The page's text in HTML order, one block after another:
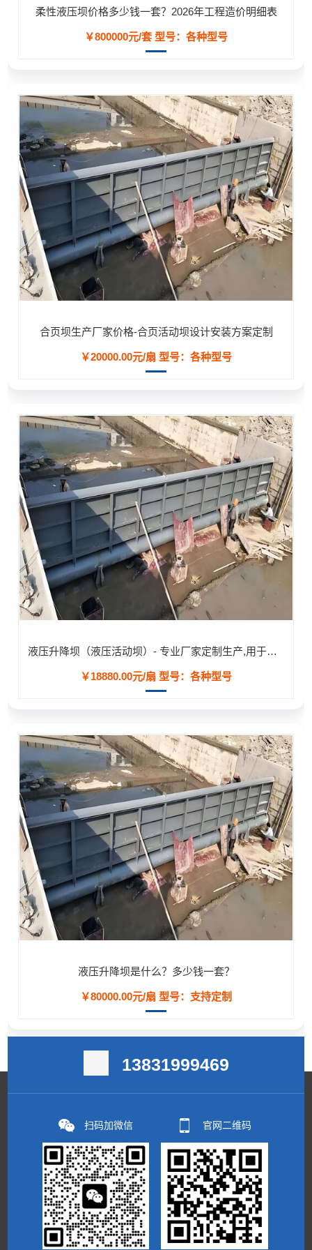
柔性液压坝价格多少钱一套？2026年工程造价明细表
￥800000元/套型号：各种型号
合页坝生产厂家价格-合页活动坝设计安装方案定制
￥20000.00元/扇 型号：各种型号
液压升降坝（液压活动坝）- 专业厂家定制生产,用于河道/防汛工程
￥18880.00元/扇 型号：各种型号
液压升降坝是什么？多少钱一套？
￥80000.00元/扇 型号：支持定制
13831999469
扫码加微信 官网二维码